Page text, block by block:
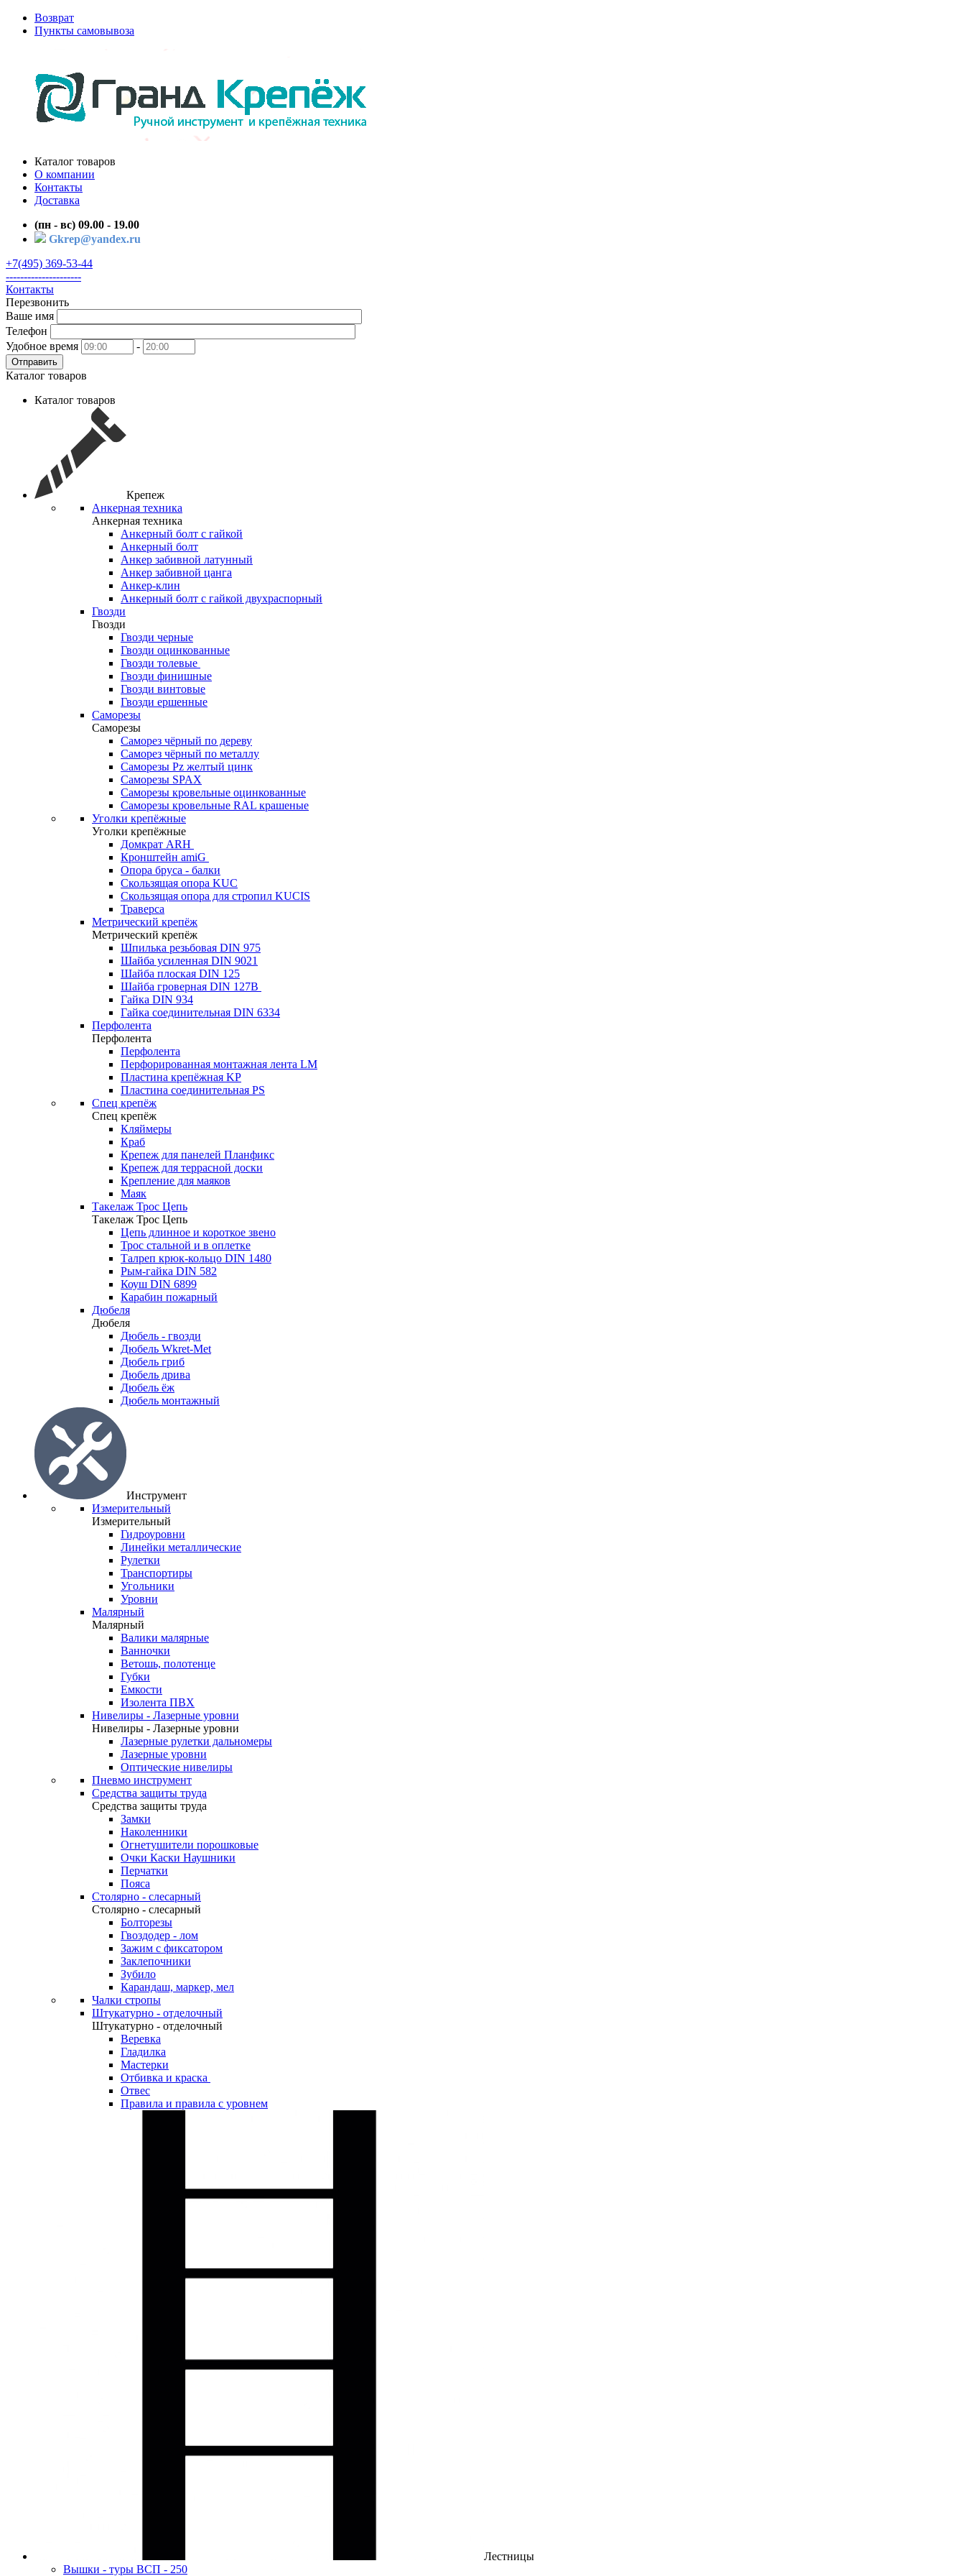
Возврат
Пункты самовывоза
Каталог товаров
О компании
Контакты
Доставка
(пн - вс) 09.00 - 19.00
Gkrep@yandex.ru
+7(495) 369-53-44
---------------------
Контакты
Перезвонить
Ваше имя
Телефон
Удобное время
-
Отправить
Каталог товаров
Каталог товаров
Крепеж
Анкерная техника
Анкерная техника
Анкерный болт с гайкой
Анкерный болт
Анкер забивной латунный
Анкер забивной цанга
Анкер-клин
Анкерный болт с гайкой двухраспорный
Гвозди
Гвозди
Гвозди черные
Гвозди оцинкованные
Гвозди толевые
Гвозди финишные
Гвозди винтовые
Гвозди ершенные
Саморезы
Саморезы
Саморез чёрный по дереву
Саморез чёрный по металлу
Саморезы Pz желтый цинк
Саморезы SPAX
Саморезы кровельные оцинкованные
Саморезы кровельные RAL крашеные
Уголки крепёжные
Уголки крепёжные
Домкрат ARH
Кронштейн amiG
Опора бруса - балки
Скользящая опора KUC
Скользящая опора для стропил KUCIS
Траверса
Метрический крепёж
Метрический крепёж
Шпилька резьбовая DIN 975
Шайба усиленная DIN 9021
Шайба плоская DIN 125
Шайба гроверная DIN 127B
Гайка DIN 934
Гайка соединительная DIN 6334
Перфолента
Перфолента
Перфолента
Перфорированная монтажная лента LM
Пластина крепёжная KP
Пластина соединительная PS
Спец крепёж
Спец крепёж
Кляймеры
Краб
Крепеж для панелей Планфикс
Крепеж для террасной доски
Крепление для маяков
Маяк
Такелаж Трос Цепь
Такелаж Трос Цепь
Цепь длинное и короткое звено
Трос стальной и в оплетке
Талреп крюк-кольцо DIN 1480
Рым-гайка DIN 582
Коуш DIN 6899
Карабин пожарный
Дюбеля
Дюбеля
Дюбель - гвозди
Дюбель Wkret-Met
Дюбель гриб
Дюбель дрива
Дюбель ёж
Дюбель монтажный
Инструмент
Измерительный
Измерительный
Гидроуровни
Линейки металлические
Рулетки
Транспортиры
Угольники
Уровни
Малярный
Малярный
Валики малярные
Ванночки
Ветошь, полотенце
Губки
Емкости
Изолента ПВХ
Нивелиры - Лазерные уровни
Нивелиры - Лазерные уровни
Лазерные рулетки дальномеры
Лазерные уровни
Оптические нивелиры
Пневмо инструмент
Средства защиты труда
Средства защиты труда
Замки
Наколенники
Огнетушители порошковые
Очки Каски Наушники
Перчатки
Пояса
Столярно - слесарный
Столярно - слесарный
Болторезы
Гвоздодер - лом
Зажим с фиксатором
Заклепочники
Зубило
Карандаш, маркер, мел
Чалки стропы
Штукатурно - отделочный
Штукатурно - отделочный
Веревка
Гладилка
Мастерки
Отбивка и краска
Отвес
Правила и правила с уровнем
Лестницы
Вышки - туры ВСП - 250